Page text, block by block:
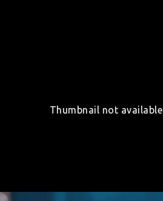
Thumbnail not available